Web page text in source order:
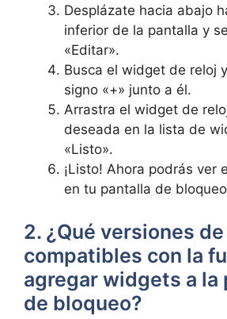
Desplázate hacia abajo
inferior de la pantalla‍ y‌
«Editar».
Busca​ el widget de reloj
signo «+»⁢ junto ‍a él.
Arrastra‍ el widget de
deseada en la lista de
«Listo».
¡Listo! Ahora podrás ver
en ⁢tu pantalla de
2. ¿Qué versiones
compatibles con la
‍agregar widgets a la
de bloqueo?